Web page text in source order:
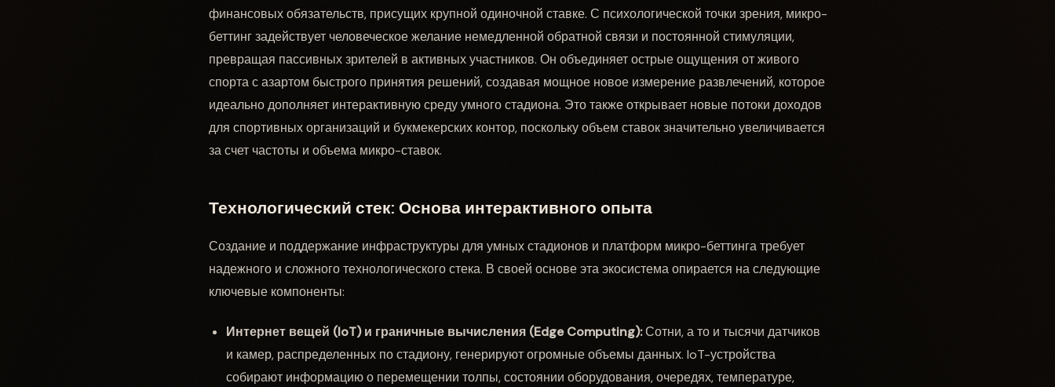
финансовых обязательств, присущих крупной одиночной ставке. С психологической точки зрения, микро-
беттинг задействует человеческое желание немедленной обратной связи и постоянной стимуляции,
превращая пассивных зрителей в активных участников. Он объединяет острые ощущения от живого
спорта с азартом быстрого принятия решений, создавая мощное новое измерение развлечений, которое
идеально дополняет интерактивную среду умного стадиона. Это также открывает новые потоки доходов
для спортивных организаций и букмекерских контор, поскольку объем ставок значительно увеличивается
за счет частоты и объема микро-ставок.
Технологический стек: Основа интерактивного опыта
Создание и поддержание инфраструктуры для умных стадионов и платформ микро-беттинга требует
надежного и сложного технологического стека. В своей основе эта экосистема опирается на следующие
ключевые компоненты:
Интернет вещей (IoT) и граничные вычисления (Edge Computing):Сотни, а то и тысячи датчиков
и камер, распределенных по стадиону, генерируют огромные объемы данных. IoT-устройства
собирают информацию о перемещении толпы, состоянии оборудования, очередях, температуре,